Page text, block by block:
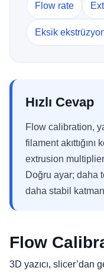
Flow rate
Eksik
Hızlı Cevap
Flow calibration,
filament
extrusion
Doğru ayar; daha
daha stabil
Flow
3D yazıcı, slicer’dan